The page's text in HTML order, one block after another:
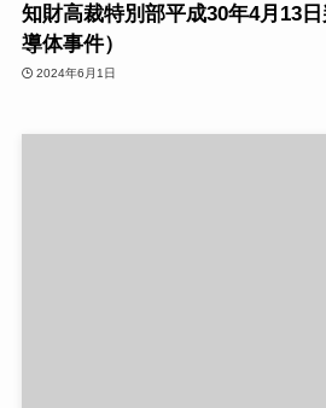
知財高裁特別部平成30年4月13
導体事件）
2024年6月1日